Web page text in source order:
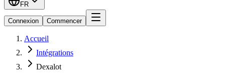
FR
Connexion Commencer
Accueil
Intégrations
Dexalot